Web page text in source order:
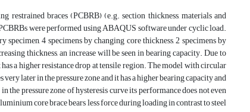
braces (PCBRB) (e.g. section thickness, materials and
were performed using ABAQUS software under cyclic load.
4 specimens by changing core thickness, 2 specimens by
thickness, an increase will be seen in bearing capacity. Due to
a higher resistance drop at tensile region. The model with circular
later in the pressure zone and it has a higher bearing capacity and
pressure zone of hysteresis curve its performance does not even
core brace bears less force during loading in contrast to steel